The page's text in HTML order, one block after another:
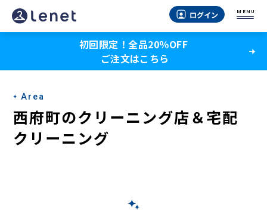
西
府
の
宅
配
ク
ログイン MENU
初回限定！全品20％OFF
ご注文はこちら
Area
西府町のクリーニング店＆宅配
クリーニング